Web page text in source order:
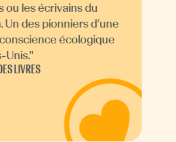
ou les écrivains du
Un des pionniers d’une
écologique
Unis."
LIVRES